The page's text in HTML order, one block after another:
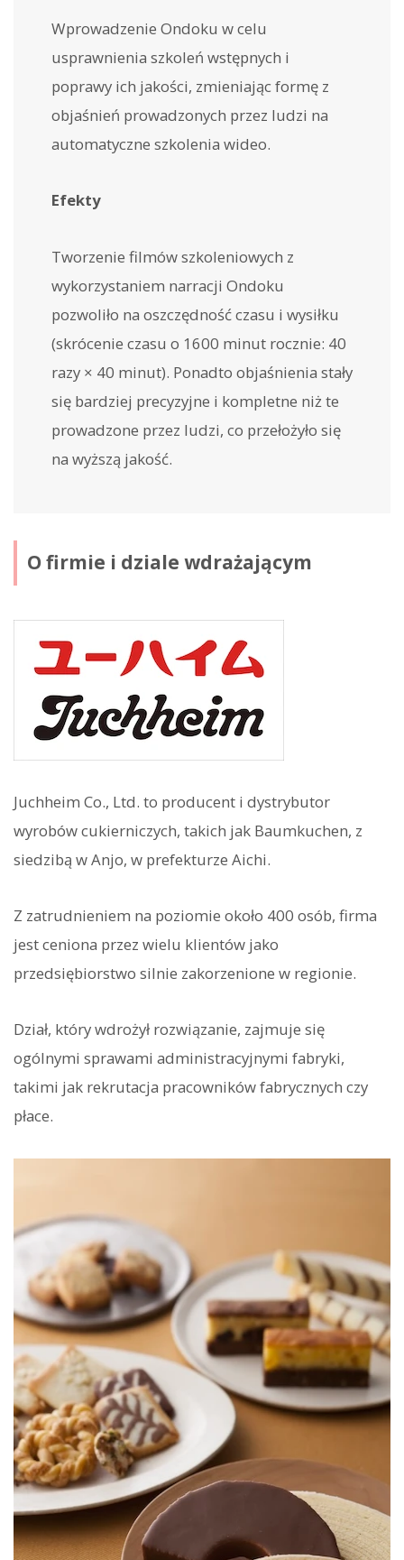
Wprowadzenie Ondoku w celu
usprawnienia szkoleń wstępnych i
poprawy ich jakości, zmieniając formę z
objaśnień prowadzonych przez ludzi na
automatyczne szkolenia wideo.
Efekty
Tworzenie filmów szkoleniowych z
wykorzystaniem narracji Ondoku
pozwoliło na oszczędność czasu i wysiłku
(skrócenie czasu o 1600 minut rocznie: 40
razy × 40 minut). Ponadto objaśnienia stały
się bardziej precyzyjne i kompletne niż te
prowadzone przez ludzi, co przełożyło się
na wyższą jakość.
O firmie i dziale wdrażającym
Juchheim Co., Ltd. to producent i dystrybutor
wyrobów cukierniczych, takich jak Baumkuchen, z
siedzibą w Anjo, w prefekturze Aichi.
Z zatrudnieniem na poziomie około 400 osób, firma
jest ceniona przez wielu klientów jako
przedsiębiorstwo silnie zakorzenione w regionie.
Dział, który wdrożył rozwiązanie, zajmuje się
ogólnymi sprawami administracyjnymi fabryki,
takimi jak rekrutacja pracowników fabrycznych czy
płace.